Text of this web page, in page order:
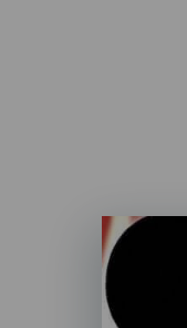
Imagen
Listado